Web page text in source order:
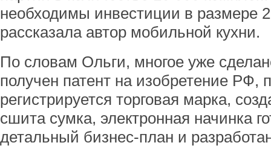
необходимы инвестиции в размере
рассказала автор мобильной кухни.
По словам Ольги, многое уже
получен патент на изобретение РФ,
регистрируется торговая марка,
сшита сумка, электронная начинка
детальный бизнес-план и